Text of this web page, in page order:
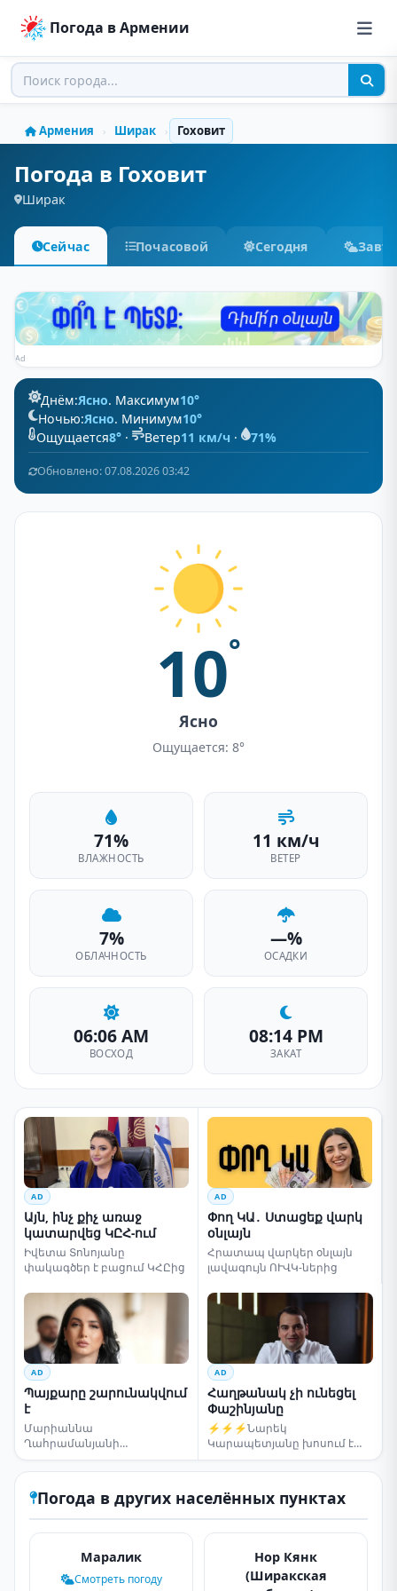
Погода в Армении
Армения › Ширак › Гоховит
Погода в Гоховит
Ширак
Сейчас Почасовой Сегодня
Ad
Днём:Ясно. Максимум10°
Ночью:Ясно. Минимум10°
Ощущается8° · Ветер11 км/ч · 71%
Обновлено: 07.08.2026 03:42
10°
Ясно
Ощущается: 8°
71%
ВЛАЖНОСТЬ
11 км/ч
ВЕТЕР
7%
ОБЛАЧНОСТЬ
—%
ОСАДКИ
06:06 AM
ВОСХОД
08:14 PM
ЗАКАТ
AD
Այն, ինչ քիչ առաջ
կատարվեց ԿԸՀ-ում
Իվետա Տոնոյանը
փակագծեր է բացում ԿՀԸից
AD
Փող ԿԱ․ Ստացեք վարկ
օնլայն
Հրատապ վարկեր օնլայն
լավագույն ՈՒՎԿ-ներից
AD
Պայքարը շարունակվում
է
Մարիաննա
Ղահրամանյանի
սենսացիոն կոչը
AD
Հաղթանակ չի ունեցել
Փաշինյանը
⚡⚡⚡Նարեկ
Կարապետյանը խոսում է
ընտրությունների մասին
Погода в других населённых пунктах
Маралик
Смотреть погоду
Нор Кянк
(Ширакская